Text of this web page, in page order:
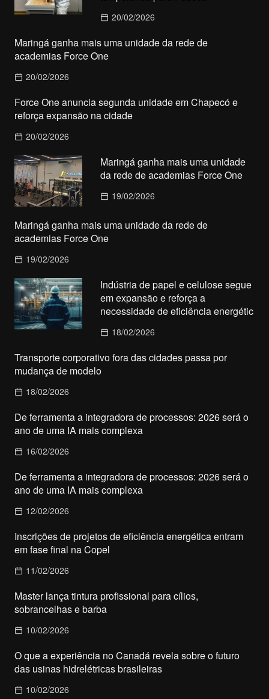
20/02/2026
Maringá ganha mais uma unidade da rede de
academias Force One
20/02/2026
Force One anuncia segunda unidade em Chapecó e
reforça expansão na cidade
20/02/2026
Maringá ganha mais uma unidade
da rede de academias Force One
19/02/2026
Maringá ganha mais uma unidade da rede de
academias Force One
19/02/2026
Indústria de papel e celulose segue
em expansão e reforça a
necessidade de eficiência energétic
18/02/2026
Transporte corporativo fora das cidades passa por
mudança de modelo
18/02/2026
De ferramenta a integradora de processos: 2026 será o
ano de uma IA mais complexa
16/02/2026
De ferramenta a integradora de processos: 2026 será o
ano de uma IA mais complexa
12/02/2026
Inscrições de projetos de eficiência energética entram
em fase final na Copel
11/02/2026
Master lança tintura profissional para cílios,
sobrancelhas e barba
10/02/2026
O que a experiência no Canadá revela sobre o futuro
das usinas hidrelétricas brasileiras
10/02/2026